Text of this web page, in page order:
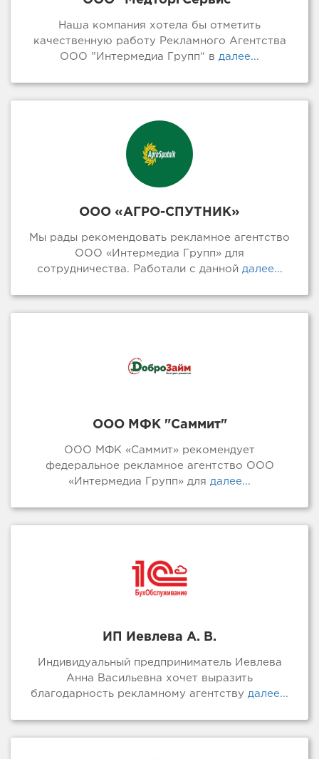
Наша компания хотела бы отметить
качественную работу Рекламного Агентства
ООО ”Интермедиа Групп“ в далее...
ООО «АГРО-СПУТНИК»
Мы рады рекомендовать рекламное агентство
ООО «Интермедиа Групп» для
сотрудничества. Работали с даннойдалее...
ООО МФК "Саммит"
ООО МФК «Саммит» рекомендует
федеральное рекламное агентство ООО
«Интермедиа Групп» для далее...
ИП Иевлева А. В.
Индивидуальный предприниматель Иевлева
Анна Васильевна хочет выразить
благодарность рекламному агентству далее...